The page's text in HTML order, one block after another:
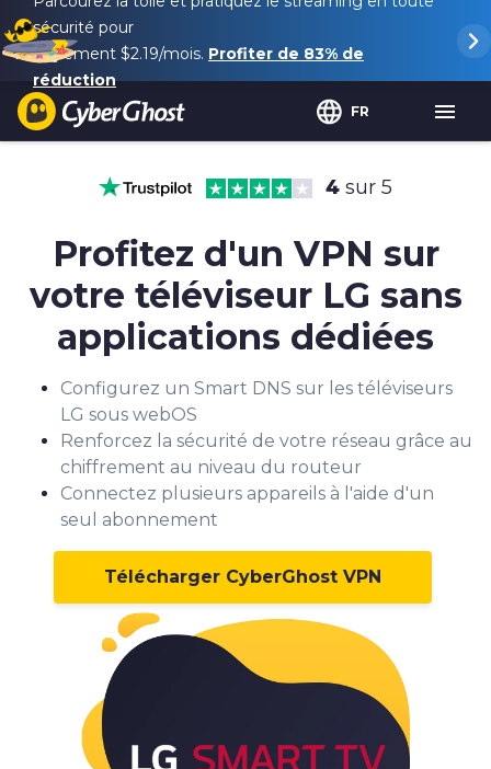
sécurité pour
seulement $2.19/mois. Profiter de 83% de
réduction
FR
4 sur 5
Profitez d'un VPN sur
votre téléviseur LG sans
applications dédiées
Configurez un Smart DNS sur les téléviseurs
LG sous webOS
Renforcez la sécurité de votre réseau grâce au
chiffrement au niveau du routeur
Connectez plusieurs appareils à l'aide d'un
seul abonnement
Télécharger CyberGhost VPN